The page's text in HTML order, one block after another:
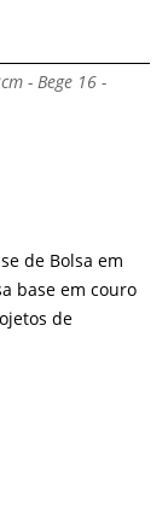
- Bege 16 -
de Bolsa em
base em couro
de